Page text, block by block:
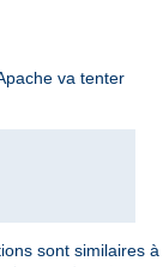
va tenter
sont similaires à